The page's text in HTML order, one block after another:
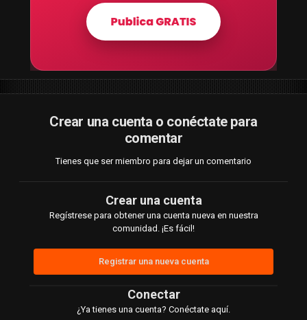
Crear una cuenta o conéctate para
comentar
Tienes que ser miembro para dejar un comentario
Crear una cuenta
Regístrese para obtener una cuenta nueva en nuestra
comunidad. ¡Es fácil!
Registrar una nueva cuenta
Conectar
¿Ya tienes una cuenta? Conéctate aquí.